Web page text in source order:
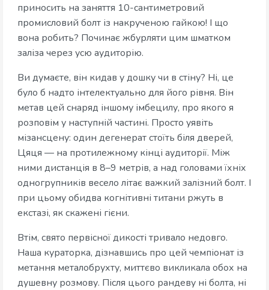
приносить на заняття 10-сантиметровий
промисловий болт із накрученою гайкою! І що
вона робить? Починає жбурляти цим шматком
заліза через усю аудиторію.
Ви думаєте, він кидав у дошку чи в стіну? Ні, це
було б надто інтелектуально для його рівня. Він
метав цей снаряд іншому імбецилу, про якого я
розповім у наступній частині. Просто уявіть
мізансцену: один дегенерат стоїть біля дверей,
Цяця — на протилежному кінці аудиторії. Між
ними дистанція в 8–9 метрів, а над головами їхніх
одногрупників весело літає важкий залізний болт. І
при цьому обидва когнітивні титани ржуть в
екстазі, як скажені гієни.
Втім, свято первісної дикості тривало недовго.
Наша кураторка, дізнавшись про цей чемпіонат із
метання металобрухту, миттєво викликала обох на
душевну розмову. Після цього рандеву ні болта, ні